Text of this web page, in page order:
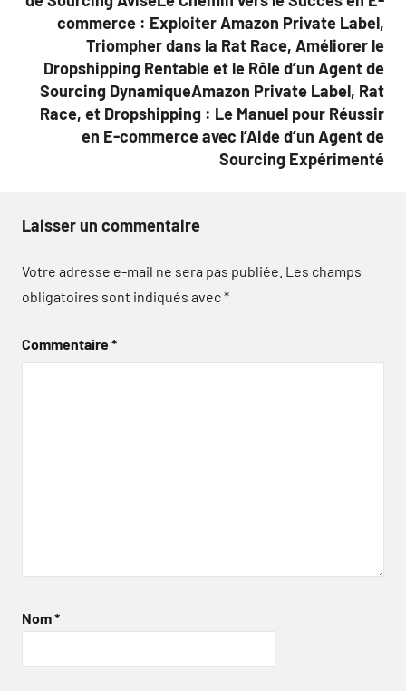
commerce : Exploiter Amazon Private Label,
Triompher dans la Rat Race, Améliorer le
Dropshipping Rentable et le Rôle d’un Agent de
Sourcing DynamiqueAmazon Private Label, Rat
Race, et Dropshipping : Le Manuel pour Réussir
en E-commerce avec l’Aide d’un Agent de
Sourcing Expérimenté
Laisser un commentaire
Votre adresse e-mail ne sera pas publiée. Les champs
obligatoires sont indiqués avec*
Commentaire*
Nom*